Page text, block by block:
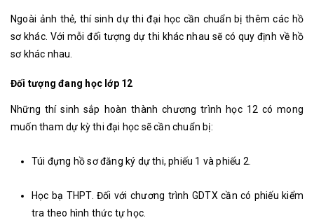
Ngoài ảnh thẻ, thí sinh dự thi đại học cần chuẩn bị thêm các hồ
sơ khác. Với mỗi đối tượng dự thi khác nhau sẽ có quy định về hồ
sơ khác nhau.
Đối tượng đang học lớp 12
Những thí sinh sắp hoàn thành chương trình học 12 có mong
muốn tham dự kỳ thi đại học sẽ cần chuẩn bị:
Túi đựng hồ sơ đăng ký dự thi, phiếu 1 và phiếu 2.
Học bạ THPT. Đối với chương trình GDTX cần có phiếu kiểm
tra theo hình thức tự học.